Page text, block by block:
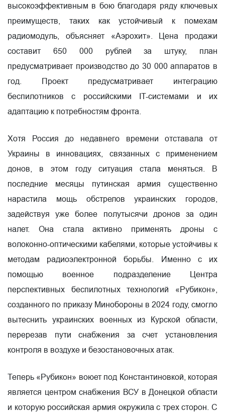
высокоэффективным в бою благодаря ряду ключевых
преимуществ, таких как устойчивый к помехам
радиомодуль, объясняет «Аэрохит». Цена продажи
составит 650 000 рублей за штуку, план
предусматривает производство до 30 000 аппаратов в
год. Проект предусматривает интеграцию
беспилотников с российскими IT-системами и их
адаптацию к потребностям фронта.
Хотя Россия до недавнего времени отставала от
Украины в инновациях, связанных с применением
донов, в этом году ситуация стала меняться. В
последние месяцы путинская армия существенно
нарастила мощь обстрелов украинских городов,
задействуя уже более полутысячи дронов за один
налет. Она стала активно применять дроны с
волоконно-оптическими кабелями, которые устойчивы к
методам радиоэлектронной борьбы. Именно с их
помощью военное подразделение Центра
перспективных беспилотных технологий «Рубикон»,
созданного по приказу Минобороны в 2024 году, смогло
вытеснить украинских военных из Курской области,
перерезав пути снабжения за счет установления
контроля в воздухе и безостановочных атак.
Теперь «Рубикон» воюет под Константиновкой, которая
является центром снабжения ВСУ в Донецкой области
и которую российская армия окружила с трех сторон. С